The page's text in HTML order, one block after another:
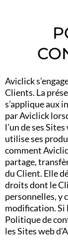
Aviclick
Clients. La
s’applique aux
par Aviclick
l’un de ses
utilise ses
comment
partage,
du Client. Elle
droits dont le
personnelles, y
modification. Si
Politique de
les Sites web